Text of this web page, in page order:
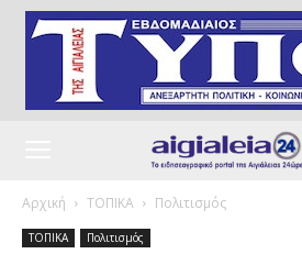
Αρχική ΤΟΠΙΚΑ Πολιτισμός
ΤΟΠΙΚΑ Πολιτισμός